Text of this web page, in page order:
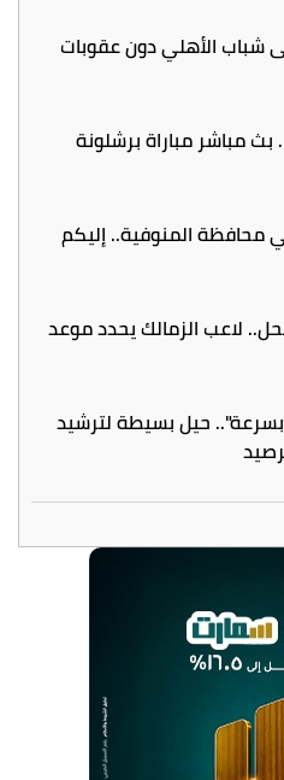
شباب الأهلي دون عقوبات
مباشر مباراة برشلونة
عن 15 قرية في محافظة المنوفية.. إليكم
لاعب الزمالك يحدد موعد
حيل بسيطة لترشيد